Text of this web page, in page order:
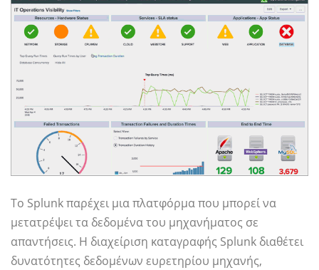
Το Splunk παρέχει μια πλατφόρμα που μπορεί να
μετατρέψει τα δεδομένα του μηχανήματος σε
απαντήσεις. Η διαχείριση καταγραφής Splunk διαθέτει
δυνατότητες δεδομένων ευρετηρίου μηχανής,